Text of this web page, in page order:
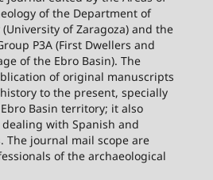
of the Department of
of Zaragoza) and the
P3A (First Dwellers and
of the Ebro Basin). The
of original manuscripts
to the present, specially
Basin territory; it also
with Spanish and
The journal mail scope are
of the archaeological